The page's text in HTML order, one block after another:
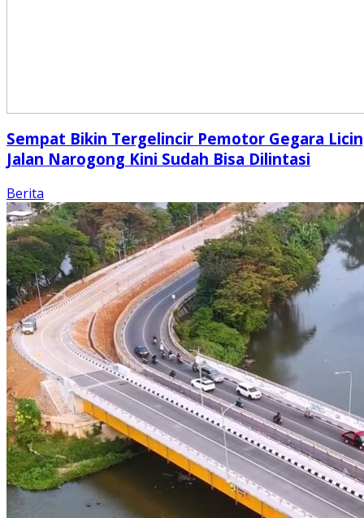
Sempat Bikin Tergelincir Pemotor Gegara
Jalan Narogong Kini Sudah Bisa Dilintasi
Berita